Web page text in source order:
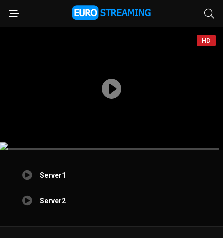
HD
Server1
Server2